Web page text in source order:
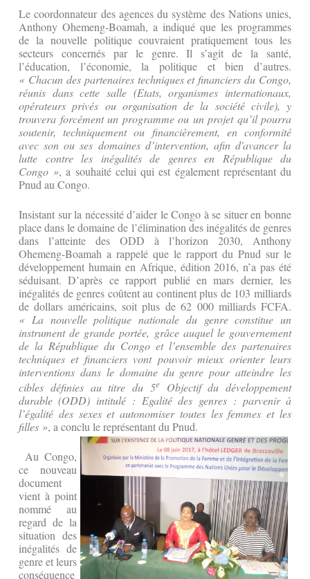
Le coordonnateur des agences du système des Nations unies,
Anthony Ohemeng-Boamah, a indiqué que les programmes
de la nouvelle politique couvraient pratiquement tous les
secteurs concernés par le genre. Il s’agit de la santé,
l’éducation, l’économie, la politique et bien d’autres.
« Chacun des partenaires techniques et financiers du Congo,
réunis dans cette salle (Etats, organismes internationaux,
opérateurs privés ou organisation de la société civile), y
trouvera forcément un programme ou un projet qu’il pourra
soutenir, techniquement ou financièrement, en conformité
avec son ou ses domaines d’intervention, afin d'avancer la
lutte contre les inégalités de genres en République du
Congo », a souhaité celui qui est également représentant du
Pnud au Congo.
Insistant sur la nécessité d’aider le Congo à se situer en bonne
place dans le domaine de l’élimination des inégalités de genres
dans l’atteinte des ODD à l’horizon 2030, Anthony
Ohemeng-Boamah a rappelé que le rapport du Pnud sur le
développement humain en Afrique, édition 2016, n’a pas été
séduisant. D’après ce rapport publié en mars dernier, les
inégalités de genres coûtent au continent plus de 103 milliards
de dollars américains, soit plus de 62 000 milliards FCFA.
« La nouvelle politique nationale du genre constitue un
instrument de grande portée, grâce auquel le gouvernement
de la République du Congo et l’ensemble des partenaires
techniques et financiers vont pouvoir mieux orienter leurs
interventions dans le domaine du genre pour atteindre les
cibles définies au titre du 5eObjectif du développement
durable (ODD) intitulé : Egalité des genres : parvenir à
l’égalité des sexes et autonomiser toutes les femmes et les
filles », a conclu le représentant du Pnud.
Au Congo,
ce nouveau
document
vient à point
nommé au
regard de la
situation des
inégalités de
genre et leurs
conséquence